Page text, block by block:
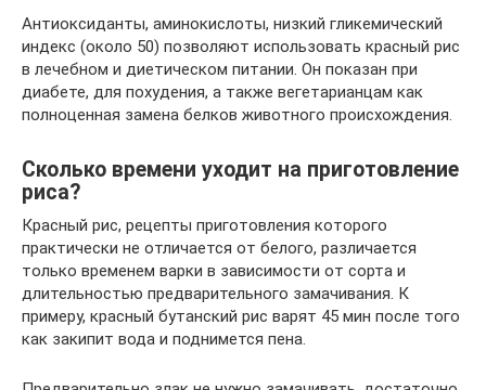
Антиоксиданты, аминокислоты, низкий гликемический
индекс (около 50) позволяют использовать красный рис
в лечебном и диетическом питании. Он показан при
диабете, для похудения, а также вегетарианцам как
полноценная замена белков животного происхождения.
Сколько времени уходит на приготовление
риса?
Красный рис, рецепты приготовления которого
практически не отличается от белого, различается
только временем варки в зависимости от сорта и
длительностью предварительного замачивания. К
примеру, красный бутанский рис варят 45 мин после того
как закипит вода и поднимется пена.